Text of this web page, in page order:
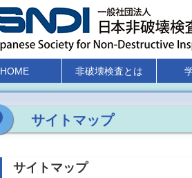
HOME 非破壊検査とは
サイトマップ
サイトマップ